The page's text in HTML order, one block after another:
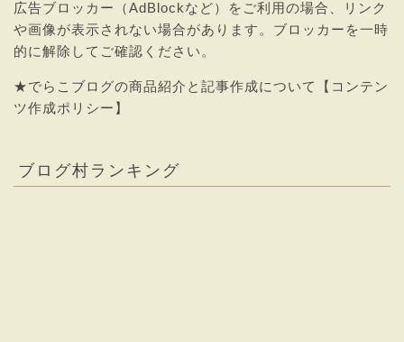
広告ブロッカー（AdBlockなど）をご利用の場合、リンク
や画像が表示されない場合があります。ブロッカーを一時
的に解除してご確認ください。
★でらこブログの商品紹介と記事作成について【コンテン
ツ作成ポリシー】
ブログ村ランキング